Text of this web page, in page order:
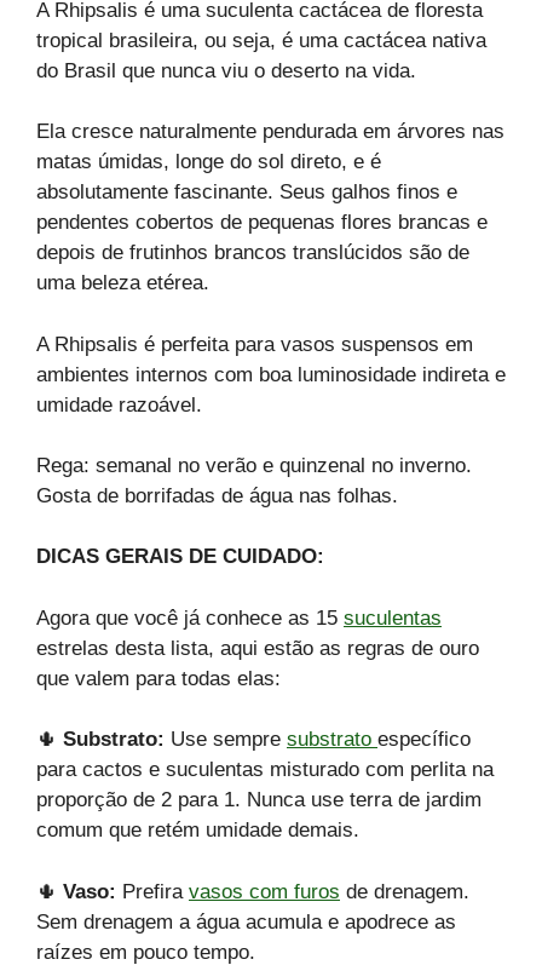
A Rhipsalis é uma suculenta cactácea de floresta
tropical brasileira, ou seja, é uma cactácea nativa
do Brasil que nunca viu o deserto na vida.
Ela cresce naturalmente pendurada em árvores nas
matas úmidas, longe do sol direto, e é
absolutamente fascinante. Seus galhos finos e
pendentes cobertos de pequenas flores brancas e
depois de frutinhos brancos translúcidos são de
uma beleza etérea.
A Rhipsalis é perfeita para vasos suspensos em
ambientes internos com boa luminosidade indireta e
umidade razoável.
Rega: semanal no verão e quinzenal no inverno.
Gosta de borrifadas de água nas folhas.
DICAS GERAIS DE CUIDADO:
Agora que você já conhece as 15 suculentas
estrelas desta lista, aqui estão as regras de ouro
que valem para todas elas:
🌵 Substrato: Use sempre substrato específico
para cactos e suculentas misturado com perlita na
proporção de 2 para 1. Nunca use terra de jardim
comum que retém umidade demais.
🌵 Vaso: Prefira vasos com furos de drenagem.
Sem drenagem a água acumula e apodrece as
raízes em pouco tempo.